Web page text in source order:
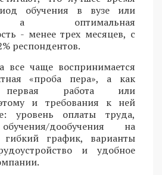
обучения в вузе или
а оптимальная
- менее трех месяцев, с
респондентов.
все чаще воспринимается
«проба пера», а как
первая работа или
и требования к ней
уровень оплаты труда,
дообучения на
гибкий график, варианты
и удобное